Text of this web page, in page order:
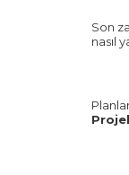
Son
nasıl